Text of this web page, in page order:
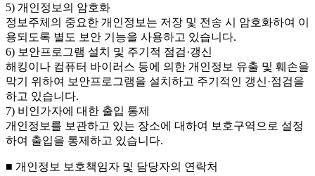
5) 개인정보의 암호화
정보주체의 중요한 개인정보는 저장 및 전송 시 암호화하여 이
용되도록 별도 보안 기능을 사용하고 있습니다.
6) 보안프로그램 설치 및 주기적 점검·갱신
해킹이나 컴퓨터 바이러스 등에 의한 개인정보 유출 및 훼손을
막기 위하여 보안프로그램을 설치하고 주기적인 갱신·점검을
하고 있습니다.
7) 비인가자에 대한 출입 통제
개인정보를 보관하고 있는 장소에 대하여 보호구역으로 설정
하여 출입을 통제하고 있습니다.
■ 개인정보 보호책임자 및 담당자의 연락처